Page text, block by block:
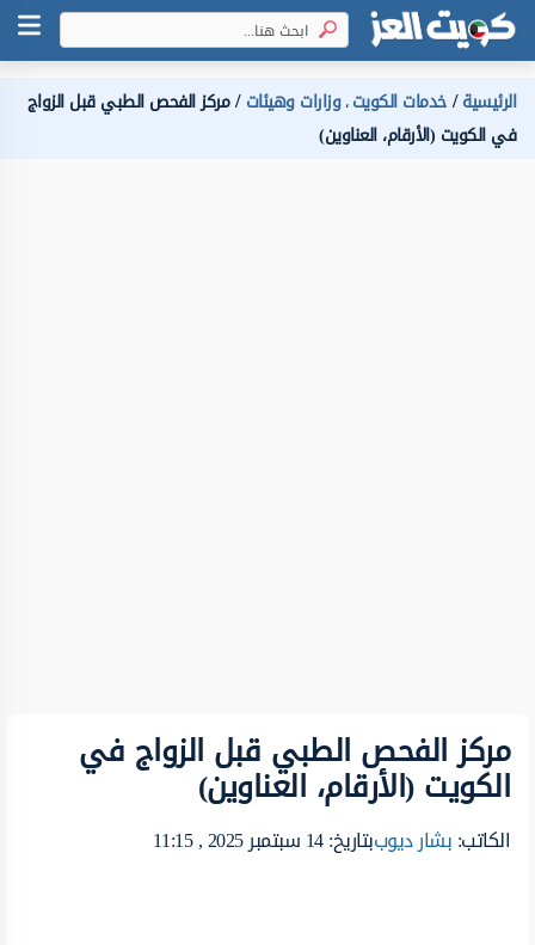
الرئيسية خدمات الكويت،وزارات وهيئات مركز الفحص الطبي قبل الزواج
في الكويت (الأرقام، العناوين)
مركز الفحص الطبي قبل الزواج في
الكويت (الأرقام، العناوين)
الكاتب:بشار ديوببتاريخ: 14 سبتمبر 2025 , 11:15